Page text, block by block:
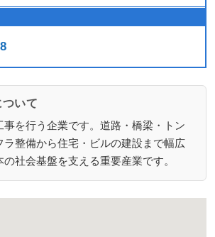
いて
事を行う企業です。道路・橋梁・トン
ラ整備から住宅・ビルの建設まで幅広
の社会基盤を支える重要産業です。